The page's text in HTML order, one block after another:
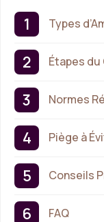
Types
Étapes du
Normes
Piège à
Conseils
FAQ